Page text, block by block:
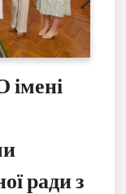
ради з